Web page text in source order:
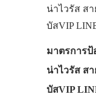
น่าไวรัส ส
บัสVIP
มาตรการป้
น่าไวรัส ส
บัสVIP